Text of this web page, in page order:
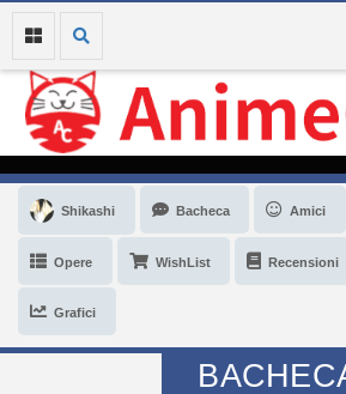
Shikashi Bacheca Amici
Opere WishList Recensioni
Grafici